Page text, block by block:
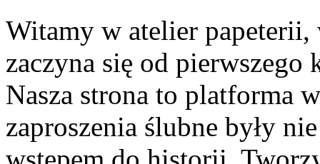
Witamy w atelier
zaczyna się od pierwszego
Nasza strona to platforma
zaproszenia ślubne były